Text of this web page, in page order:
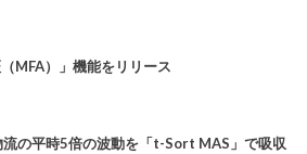
MFA）」機能をリリース
の平時5倍の波動を「t-Sort MAS」で吸収